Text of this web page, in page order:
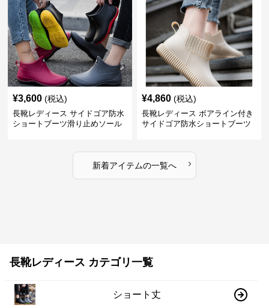
¥3,600 (税込)
長靴レディース サイドゴア防水
ショートブーツ滑り止めソール
¥4,860 (税込)
長靴レディース ボアライン付き
サイドゴア防水ショートブーツ
新着アイテムの一覧へ ›
長靴レディース カテゴリ一覧
ショート丈